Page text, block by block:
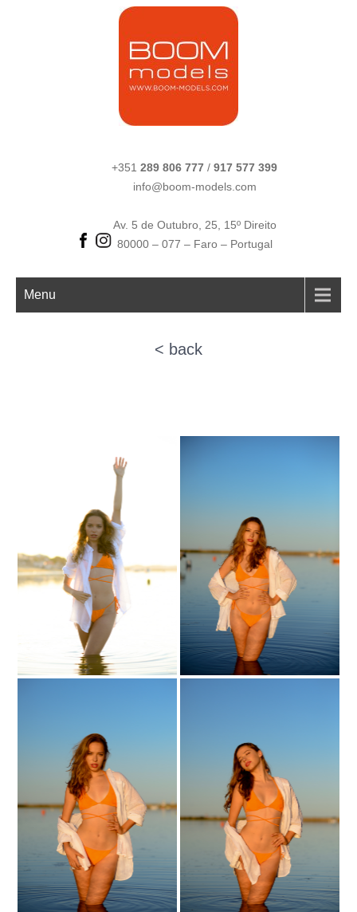
+351 289 806 777 / 917 577 399
info@boom-models.com
Av. 5 de Outubro, 25, 15º Direito
80000 – 077 – Faro – Portugal
Menu
< back